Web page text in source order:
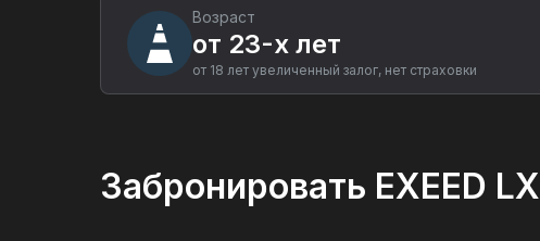
Возраст
от 23-х лет
от 18 лет увеличенный залог, нет страховки
Забронировать EXEED LX